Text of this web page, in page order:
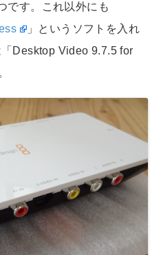
です。これ以外にも
」というソフトを入れ
Desktop Video 9.7.5 for